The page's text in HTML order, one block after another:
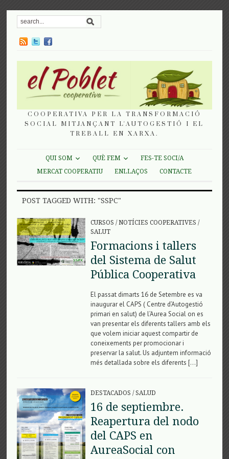
COOPERATIVA PER LA TRANSFORMACIÓ
SOCIAL MITJANÇANT L'AUTOGESTIÓ I EL
TREBALL EN XARXA.
QUI SOM QUÈ FEM
FES-TE SOCI/A
MERCAT COOPERATIU
ENLLAÇOS CONTACTE
POST TAGGED WITH: "SSPC"
CURSOS /NOTÍCIES COOPERATIVES /
SALUT
Formacions i tallers
del Sistema de Salut
Pública Cooperativa
El passat dimarts 16 de Setembre es va
inaugurar el CAPS ( Centre d’Autogestió
primari en salut) de l’Aurea Social on es
van presentar els diferents tallers amb els
que volem iniciar aquest compartir de
coneixements per promocionar i
preservar la salut. Us adjuntem informació
més detallada sobre els diferents […]
DESTACADOS /SALUD
16 de septiembre.
Reapertura del nodo
del CAPS en
AureaSocial con